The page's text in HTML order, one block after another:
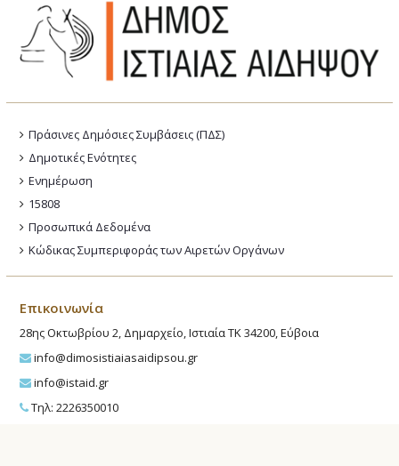
Πράσινες Δημόσιες Συμβάσεις (ΠΔΣ)
Δημοτικές Ενότητες
Ενημέρωση
15808
Προσωπικά Δεδομένα
Κώδικας Συμπεριφοράς των Αιρετών Οργάνων
Επικοινωνία
28ης Οκτωβρίου 2, Δημαρχείο, Ιστιαία ΤΚ 34200, Εύβοια
info@dimosistiaiasaidipsou.gr
info@istaid.gr
Τηλ: 2226350010